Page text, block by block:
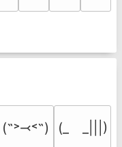
(˶˃⤙˂˶) (_　_|||)